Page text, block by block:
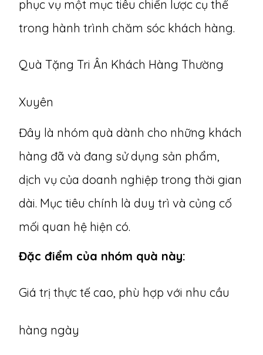
phục vụ một mục tiêu chiến lược cụ thể
trong hành trình chăm sóc khách hàng.
Quà Tặng Tri Ân Khách Hàng Thường
Xuyên
Đây là nhóm quà dành cho những khách
hàng đã và đang sử dụng sản phẩm,
dịch vụ của doanh nghiệp trong thời gian
dài. Mục tiêu chính là duy trì và củng cố
mối quan hệ hiện có.
Đặc điểm của nhóm quà này:
Giá trị thực tế cao, phù hợp với nhu cầu
hàng ngày